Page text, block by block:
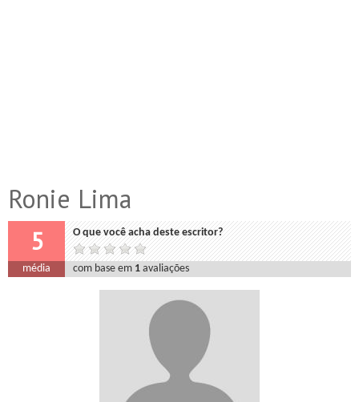
Ronie Lima
5 O que você acha deste escritor?
média com base em 1 avaliações